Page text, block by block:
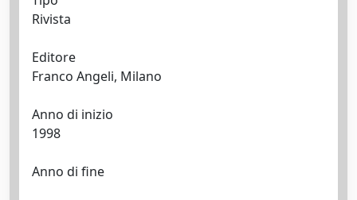
Rivista
Editore
Anno di inizio
Anno di fine